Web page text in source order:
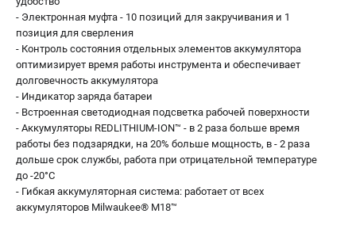
- Электронная муфта - 10 позиций для закручивания и 1
позиция для сверления
- Контроль состояния отдельных элементов аккумулятора
оптимизирует время работы инструмента и обеспечивает
долговечность аккумулятора
- Индикатор заряда батареи
- Встроенная светодиодная подсветка рабочей поверхности
- Аккумуляторы REDLITHIUM-ION™ - в 2 раза больше время
работы без подзарядки, на 20% больше мощность, в - 2 раза
дольше срок службы, работа при отрицательной температуре
до -20°С
- Гибкая аккумуляторная система: работает от всех
аккумуляторов Milwaukee® M18™